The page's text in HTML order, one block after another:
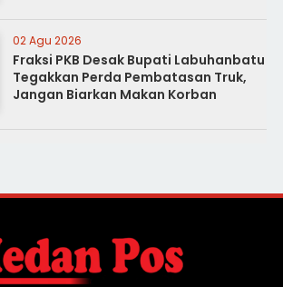
02 Agu 2026
Fraksi PKB Desak Bupati Labuhanbatu
Tegakkan Perda Pembatasan Truk,
Jangan Biarkan Makan Korban